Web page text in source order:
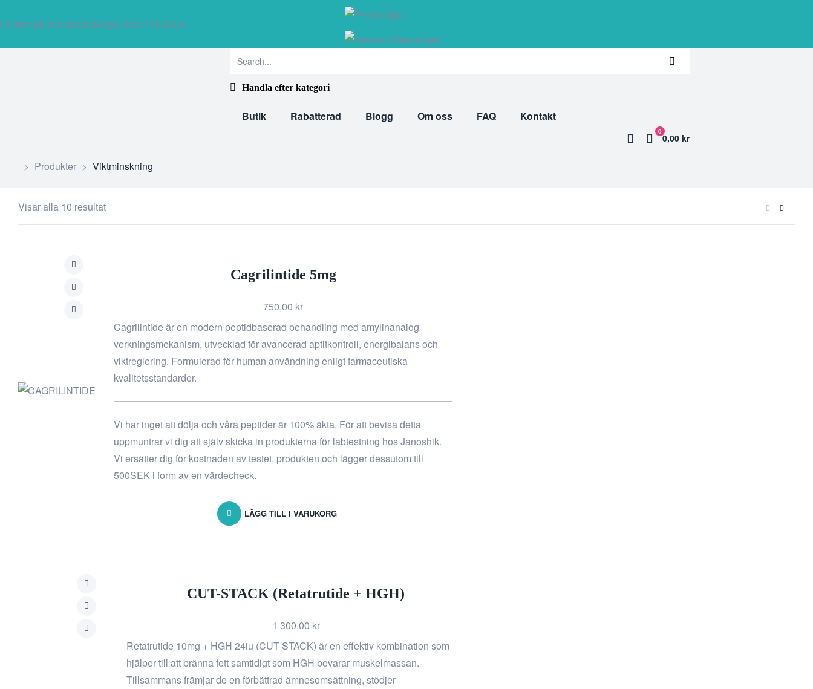
Fri frakt på alla beställningar över 1500SEK
Handla efter kategori
Butik Rabatterad Blogg Om oss FAQ Kontakt
0
0,00 kr
> Produkter > Viktminskning
Visar alla 10 resultat
Cagrilintide 5mg
750,00 kr
Cagrilintide är en modern peptidbaserad behandling med amylinanalog
verkningsmekanism, utvecklad för avancerad aptitkontroll, energibalans och
viktreglering. Formulerad för human användning enligt farmaceutiska
kvalitetsstandarder.
Vi har inget att dölja och våra peptider är 100% äkta. För att bevisa detta
uppmuntrar vi dig att själv skicka in produkterna för labtestning hos Janoshik.
Vi ersätter dig för kostnaden av testet, produkten och lägger dessutom till
500SEK i form av en värdecheck.
LÄGG TILL I VARUKORG
CUT-STACK (Retatrutide + HGH)
1 300,00 kr
Retatrutide 10mg + HGH 24iu (CUT-STACK) är en effektiv kombination som
hjälper till att bränna fett samtidigt som HGH bevarar muskelmassan.
Tillsammans främjar de en förbättrad ämnesomsättning, stödjer